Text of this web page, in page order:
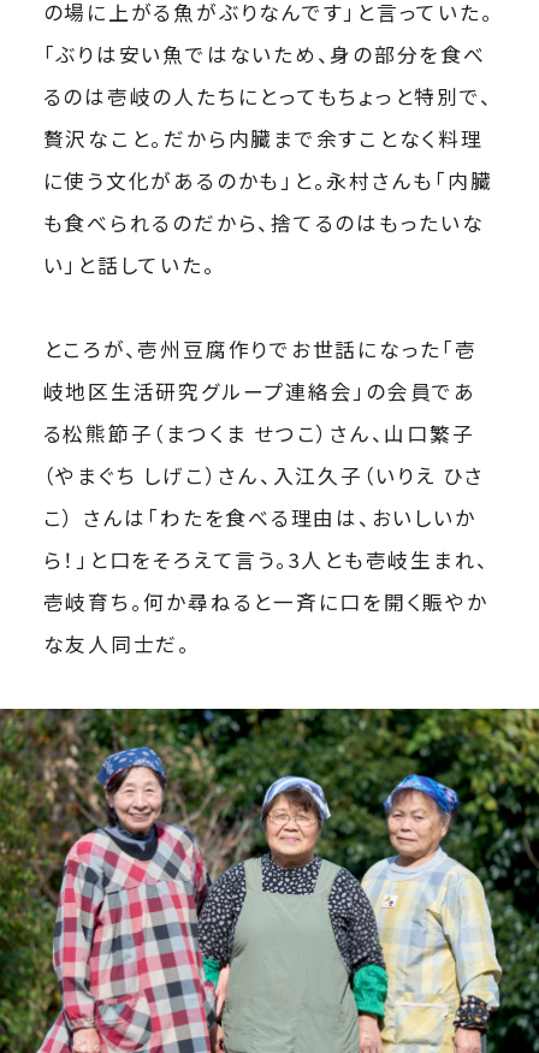
の場に上がる魚がぶりなんです」と言っていた。
「ぶりは安い魚ではないため、身の部分を食べ
るのは壱岐の人たちにとってもちょっと特別で、
贅沢なこと。だから内臓まで余すことなく料理
に使う文化があるのかも」と。永村さんも「内臓
も食べられるのだから、捨てるのはもったいな
い」と話していた。
ところが、壱州豆腐作りでお世話になった「壱
岐地区生活研究グループ連絡会」の会員であ
る松熊節子（まつくま せつこ）さん、山口繁子
（やまぐち しげこ）さん、入江久子（いりえ ひさ
こ） さんは「わたを食べる理由は、おいしいか
ら！」と口をそろえて言う。3人とも壱岐生まれ、
壱岐育ち。何か尋ねると一斉に口を開く賑やか
な友人同士だ。